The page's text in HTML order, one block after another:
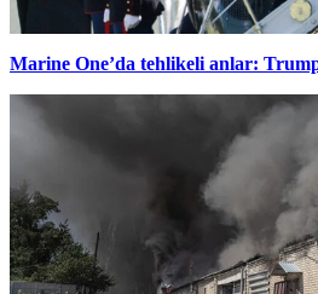
Marine One’da tehlikeli anlar: